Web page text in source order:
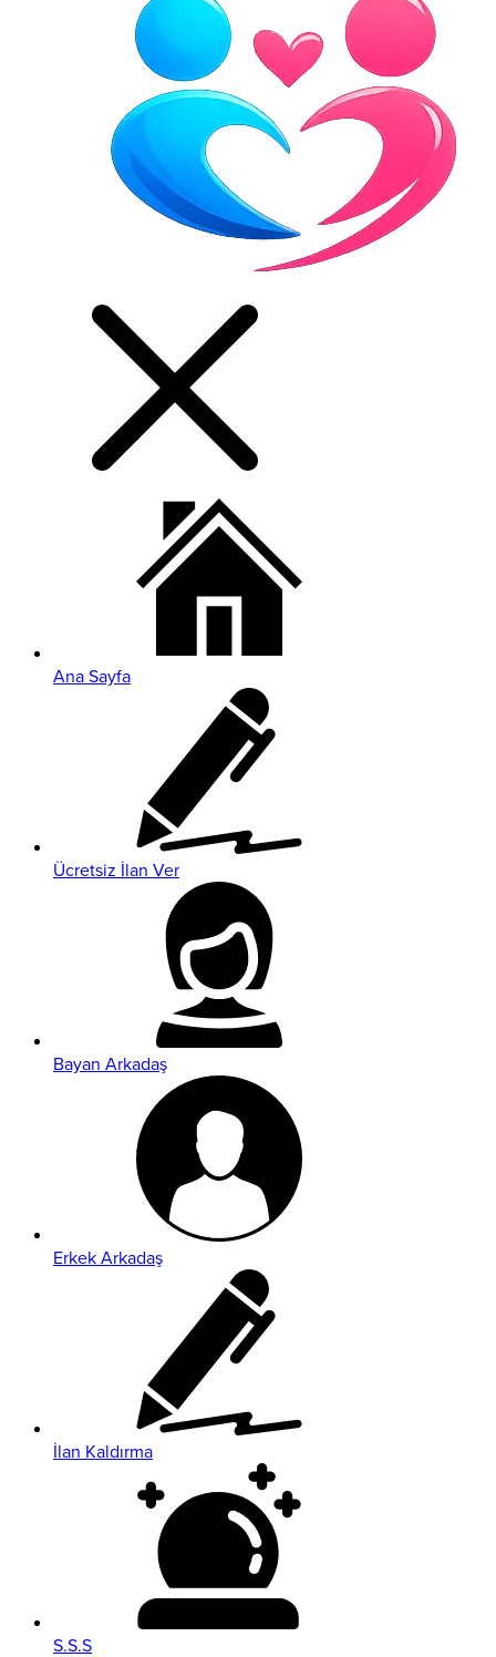
Ana Sayfa
Ücretsiz İlan Ver
Bayan Arkadaş
Erkek Arkadaş
İlan Kaldırma
S.S.S